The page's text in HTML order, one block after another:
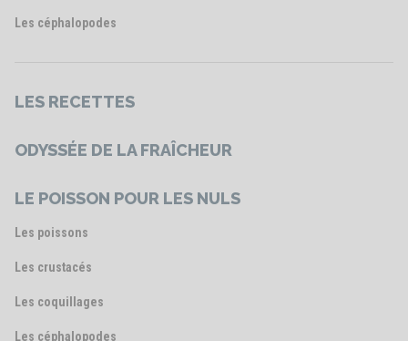
Les céphalopodes
LES RECETTES
ODYSSÉE DE LA FRAÎCHEUR
LE POISSON POUR LES NULS
Les poissons
Les crustacés
Les coquillages
Les céphalopodes